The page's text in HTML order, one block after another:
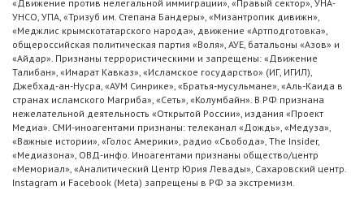
«Движение против нелегальной иммиграции», «Правый сектор», УНА-
УНСО, УПА, «Тризуб им. Степана Бандеры», «Мизантропик дивижн»,
«Меджлис крымскотатарского народа», движение «Артподготовка»,
общероссийская политическая партия «Воля», АУЕ, батальоны «Азов» и
«Айдар». Признаны террористическими и запрещены: «Движение
Талибан», «Имарат Кавказ», «Исламское государство» (ИГ, ИГИЛ),
Джебхад-ан-Нусра, «АУМ Синрике», «Братья-мусульмане», «Аль-Каида в
странах исламского Магриба», «Сеть», «Колумбайн». В РФ признана
нежелательной деятельность «Открытой России», издания «Проект
Медиа». СМИ-иноагентами признаны: телеканал «Дождь», «Медуза»,
«Важные истории», «Голос Америки», радио «Свобода», The Insider,
«Медиазона», ОВД-инфо. Иноагентами признаны общество/центр
«Мемориал», «Аналитический Центр Юрия Левады», Сахаровский центр.
Instagram и Facebook (Metа) запрещены в РФ за экстремизм.